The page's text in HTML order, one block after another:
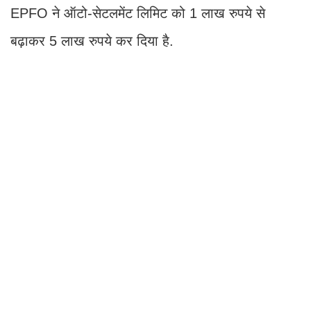
EPFO ने ऑटो-सेटलमेंट लिमिट को 1 लाख रुपये से
बढ़ाकर 5 लाख रुपये कर दिया है.